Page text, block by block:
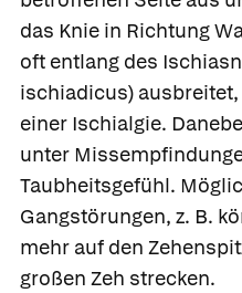
das Knie in Richtung
oft entlang des
ischiadicus)
einer Ischialgie.
unter
Taubheitsgefühl.
Gangstörungen, z. B.
mehr auf den
großen Zeh strecken.